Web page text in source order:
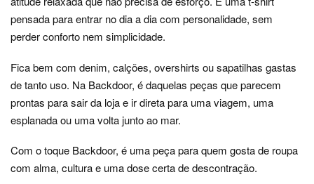
pensada para entrar no dia a dia com personalidade, sem
perder conforto nem simplicidade.
Fica bem com denim, calções, overshirts ou sapatilhas gastas
de tanto uso. Na Backdoor, é daquelas peças que parecem
prontas para sair da loja e ir direta para uma viagem, uma
esplanada ou uma volta junto ao mar.
Com o toque Backdoor, é uma peça para quem gosta de roupa
com alma, cultura e uma dose certa de descontração.